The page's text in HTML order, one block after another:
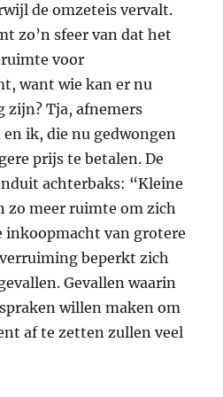
de omzeteis vervalt.
zo’n sfeer van dat het
voor
want wie kan er nu
zijn? Tja, afnemers
ik, die nu gedwongen
prijs te betalen. De
achterbaks: “Kleine
zo meer ruimte om zich
inkoopmacht van grotere
beperkt zich
Gevallen waarin
willen maken om
af te zetten zullen veel